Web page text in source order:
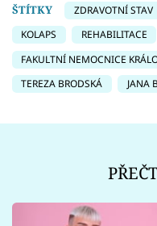
ŠTÍTKY
ZDRAVOTNÍ STAV
KOLAPS
REHABILITACE
FAKULTNÍ NEMOCNICE
TEREZA BRODSKÁ
JANA